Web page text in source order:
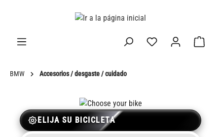
BMW Accesorios / desgaste / cuidado
ELIJA SU BICICLETA